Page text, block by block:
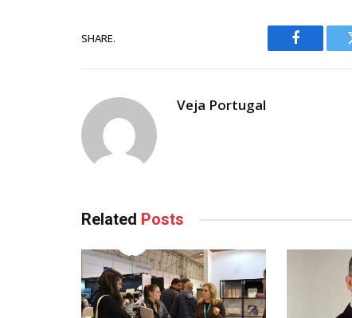
SHARE.
Facebook
Veja Portugal
Related Posts